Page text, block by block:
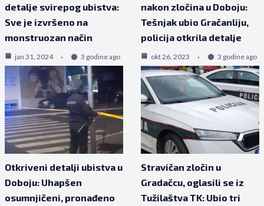
detalje svirepog ubistva:
Sve je izvršeno na
monstruozan način
jan 31, 2024 3 godine ago
nakon zločina u Doboju:
Tešnjak ubio Gračanliju,
policija otkrila detalje
okt 26, 2023 3 godine ago
Otkriveni detalji ubistva u
Doboju: Uhapšen
osumnjičeni, pronađeno
Stravičan zločin u
Gradačcu, oglasili se iz
Tužilaštva TK: Ubio tri